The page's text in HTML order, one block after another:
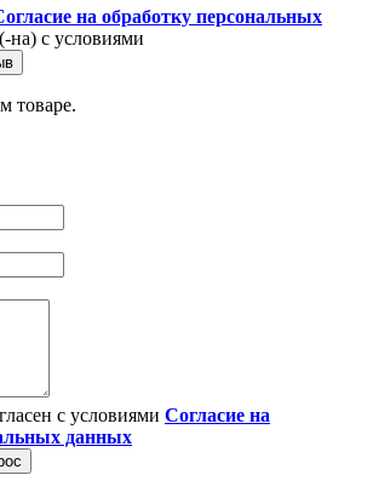
на обработку персональных
на) с условиями
товаре.
с условиями Согласие на
данных